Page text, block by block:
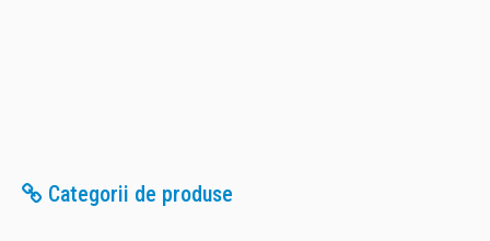
Categorii de produse